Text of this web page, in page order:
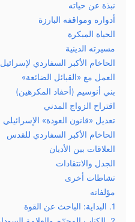
نبذة عن حياته
أدواره ومواقفه البارزة
الحياة المبكرة
مسيرته الدينية
الحاخام الأكبر السفاردي لإسرائيل
العمل مع «القبائل الضائعة»
بني أنوسيم (أحفاد المكرهين)
اقتراح الزواج المدني
تعديل «قانون العودة» الإسرائيلي
الحاخام الأكبر السفاردي للقدس
العلاقات بين الأديان
الجدل والانتقادات
نشاطات أخرى
مؤلفاته
1. البداية: الباحث عن القوة